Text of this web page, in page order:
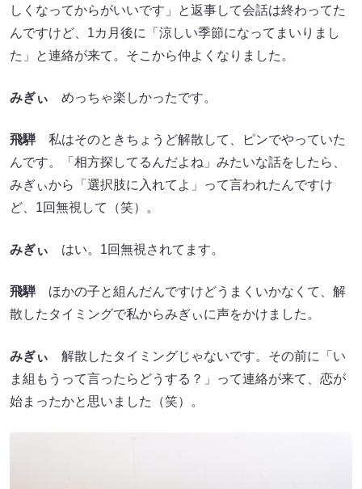
しくなってからがいいです」と返事して会話は終わってた
んですけど、1カ月後に「涼しい季節になってまいりまし
た」と連絡が来て。そこから仲よくなりました。
みぎぃ めっちゃ楽しかったです。
飛騨 私はそのときちょうど解散して、ピンでやっていた
んです。「相方探してるんだよね」みたいな話をしたら、
みぎぃから「選択肢に入れてよ」って言われたんですけ
ど、1回無視して（笑）。
みぎぃ はい。1回無視されてます。
飛騨 ほかの子と組んだんですけどうまくいかなくて、解
散したタイミングで私からみぎぃに声をかけました。
みぎぃ 解散したタイミングじゃないです。その前に「い
ま組もうって言ったらどうする？」って連絡が来て、恋が
始まったかと思いました（笑）。